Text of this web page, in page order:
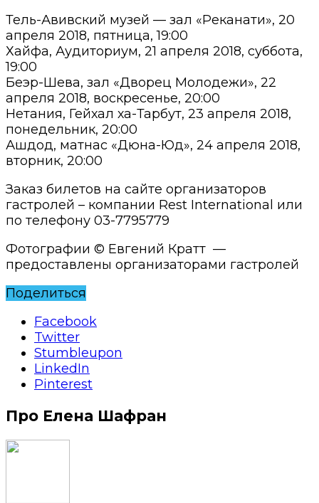
Тель-Авивский музей — зал «Реканати», 20
апреля 2018, пятница, 19:00
Хайфа, Аудиториум, 21 апреля 2018, суббота,
19:00
Беэр-Шева, зал «Дворец Молодежи», 22
апреля 2018, воскресенье, 20:00
Нетания, Гейхал ха-Тарбут, 23 апреля 2018,
понедельник, 20:00
Ашдод, матнас «Дюна-Юд», 24 апреля 2018,
вторник, 20:00
Заказ билетов на сайте организаторов
гастролей – компании Rest International или
по телефону 03-7795779
Фотографии © Евгений Кратт —
предоставлены организаторами гастролей
Поделиться
Facebook
Twitter
Stumbleupon
LinkedIn
Pinterest
Про Елена Шафран